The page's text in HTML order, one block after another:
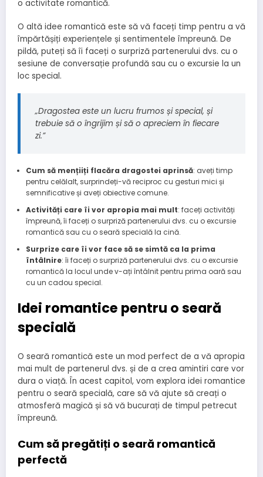
o activitate romantică.
O altă idee romantică este să vă faceți timp pentru a vă
împărtășiți experiențele și sentimentele împreună. De
pildă, puteți să îi faceți o surpriză partenerului dvs. cu o
sesiune de conversație profundă sau cu o excursie la un
loc special.
„Dragostea este un lucru frumos și special, și
trebuie să o îngrijim și să o apreciem în fiecare
zi.”
Cum să mențiiți flacăra dragostei aprinsă: aveți timp
pentru celălalt, surprindeți-vă reciproc cu gesturi mici și
semnificative și aveți obiective comune.
Activități care îi vor apropia mai mult: faceți activități
împreună, îi faceți o surpriză partenerului dvs. cu o excursie
romantică sau cu o seară specială la cină.
Surprize care îi vor face să se simtă ca la prima
întâlnire: îi faceți o surpriză partenerului dvs. cu o excursie
romantică la locul unde v-ați întâlnit pentru prima oară sau
cu un cadou special.
Idei romantice pentru o seară
specială
O seară romantică este un mod perfect de a vă apropia
mai mult de partenerul dvs. și de a crea amintiri care vor
dura o viață. În acest capitol, vom explora idei romantice
pentru o seară specială, care să vă ajute să creați o
atmosferă magică și să vă bucurați de timpul petrecut
împreună.
Cum să pregătiți o seară romantică
perfectă